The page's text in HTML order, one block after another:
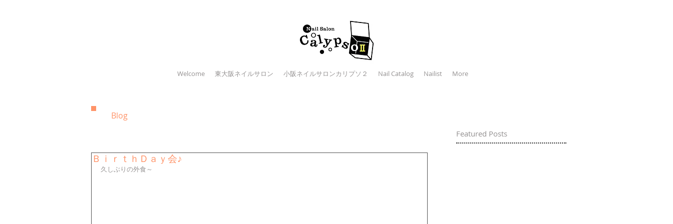
Welcome 東大阪ネイルサロン 小阪ネイルサロンカリプソ２ Nail Catalog Nailist More
Blog
Featured Posts
ＢｉｒｔｈＤａｙ会♪
久しぶりの外食～